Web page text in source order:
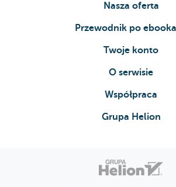
Nasza oferta
Przewodnik po
Twoje konto
O serwisie
Współpraca
Grupa Helion